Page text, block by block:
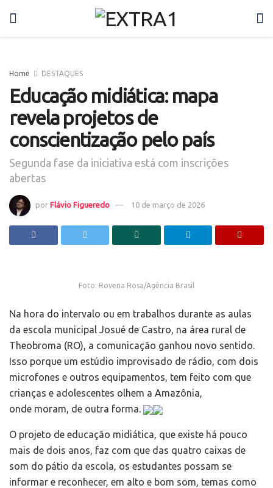
Home DESTAQUES
Educação midiática: mapa
revela projetos de
conscientização pelo país
Segunda fase da iniciativa está com inscrições
abertas
por Flávio Figueredo 10 de março de 2026
Foto: Rovena Rosa/Agência Brasil
Na hora do intervalo ou em trabalhos durante as aulas
da escola municipal Josué de Castro, na área rural de
Theobroma (RO), a comunicação ganhou novo sentido.
Isso porque um estúdio improvisado de rádio, com dois
microfones e outros equipamentos, tem feito com que
crianças e adolescentes olhem a Amazônia,
onde moram, de outra forma.
O projeto de educação midiática, que existe há pouco
mais de dois anos, faz com que das quatro caixas de
som do pátio da escola, os estudantes possam se
informar e reconhecer, em alto e bom som, temas como